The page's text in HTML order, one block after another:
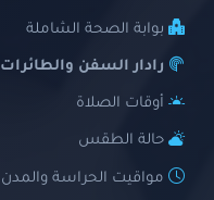
بوابة الصحة الشاملة
رادار السفن والطائرات
أوقات الصلاة
حالة الطقس
مواقيت الحراسة والمدن